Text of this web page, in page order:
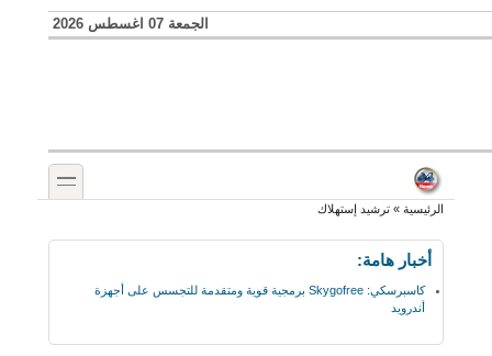
تجاوز إلى المحتوى الرئيسي
Skip to search
الجمعة 07 اغسطس 2026
toggle
أنت هنا
الرئيسية» ترشيد إستهلاك
أخبار هامة:
كاسبرسكي: Skygofree برمجية قوية ومتقدمة للتجسس على أجهزة
أندرويد